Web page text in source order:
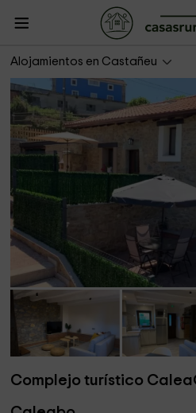
Alojamientos en Castañeu
Complejo turístico CaleaCabo-
Complejo turístico